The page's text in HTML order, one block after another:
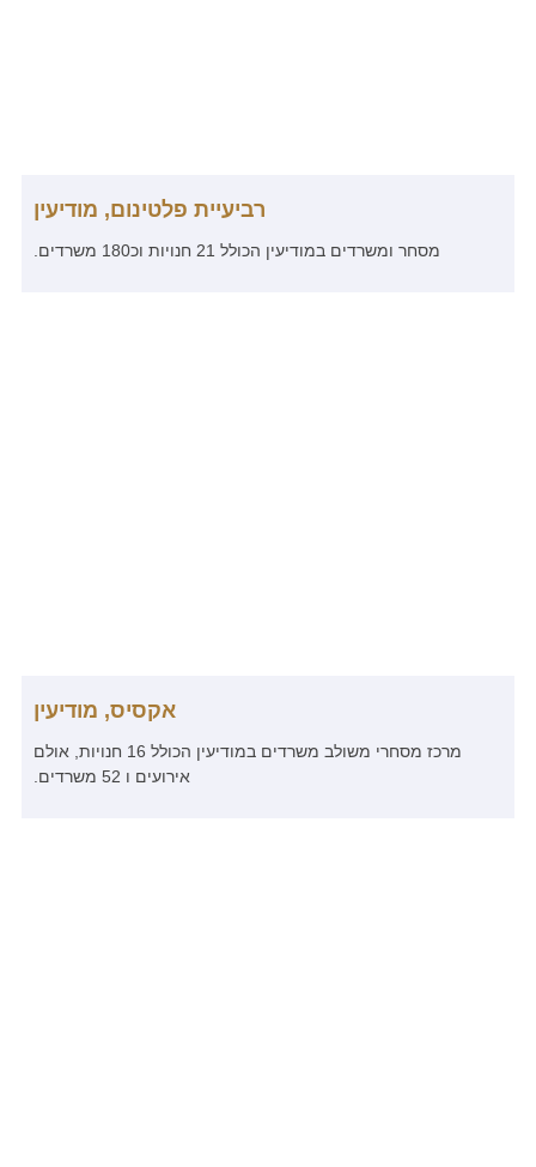
רביעיית פלטינום, מודיעין
מסחר ומשרדים במודיעין הכולל 21 חנויות וכ180 משרדים.
אקסיס, מודיעין
מרכז מסחרי משולב משרדים במודיעין הכולל 16 חנויות, אולם